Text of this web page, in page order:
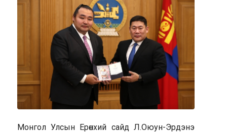
Монгол Улсын Ерөнхий сайд Л.Оюун-Эрдэнэ